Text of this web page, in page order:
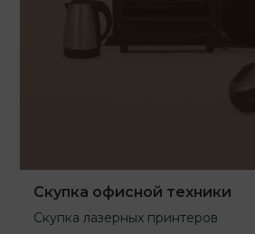
Скупка офисной техники
Скупка лазерных принтеров